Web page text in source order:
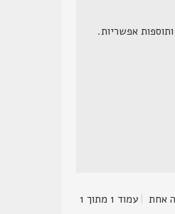
אחת | עמוד 1 מתוך 1